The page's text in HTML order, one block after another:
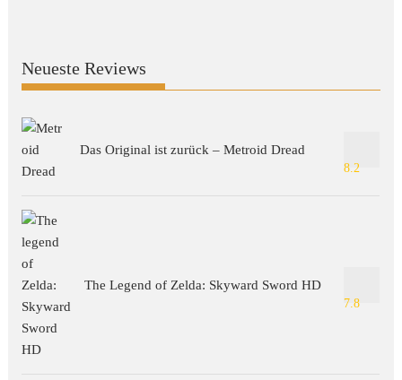
Neueste Reviews
Das Original ist zurück – Metroid Dread
8.2
The Legend of Zelda: Skyward Sword HD
7.8